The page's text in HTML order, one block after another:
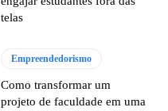
telas
Empreendedorismo
Como transformar um
projeto de faculdade em uma